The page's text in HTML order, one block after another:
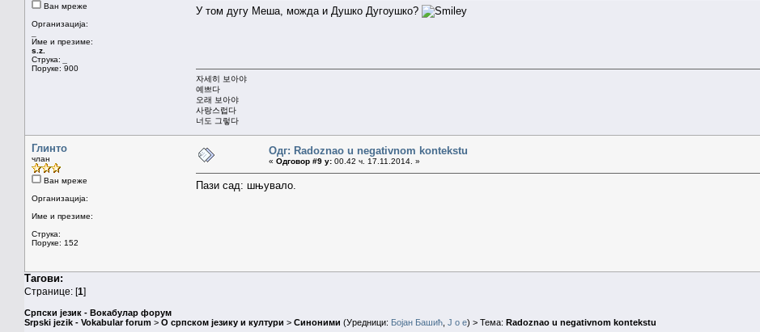
Ван мреже
Организација:
Име и презиме:
s.z.
Струка:
Поруке: 900
У том дугу Меша, можда и Душко Дугоушко?
자세히 보아야
예쁘다
오래 보아야
사랑스럽다
너도 그렇다
Глинто
члан
Ван мреже
Организација:
Име и презиме:
Струка:
Поруке: 152
Одг: Radoznao u negativnom kontekstu
« Одговор #9 у: 00.42 ч. 17.11.2014. »
Пази сад: шњувало.
Тагови:
Странице: [1]
Српски језик - Вокабулар форум
Srpski jezik - Vokabular forum > О српском језику и култури > Синоними (Уредници: Бојан Башић J o e) > Тема: Radoznao u negativnom kontekstu